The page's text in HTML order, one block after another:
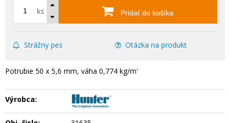
ks Pridať do košíka
Strážny pes Otázka na produkt
Potrubie 50 x 5,6 mm, váha 0,774 kg/m'
Výrobca: